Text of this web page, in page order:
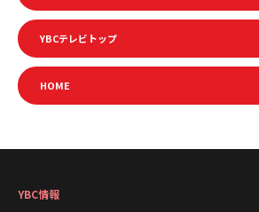
YBCテレビトップ
HOME
YBC情報